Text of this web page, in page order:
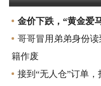
金价下跌，“黄金爱
哥哥冒用弟弟身份
籍作废
接到“无人仓”订单